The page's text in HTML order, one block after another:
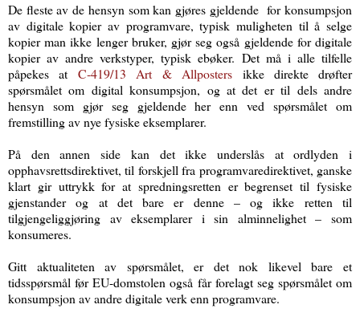
De fleste av de hensyn som kan gjøres gjeldende for konsumpsjon
av digitale kopier av programvare, typisk muligheten til å selge
kopier man ikke lenger bruker, gjør seg også gjeldende for digitale
kopier av andre verkstyper, typisk ebøker. Det må i alle tilfelle
påpekes atC‑419/13 Art & Allpostersikke direkte drøfter
spørsmålet om digital konsumpsjon, og at det er til dels andre
hensyn som gjør seg gjeldende her enn ved spørsmålet om
fremstilling av nye fysiske eksemplarer.
På den annen side kan det ikke underslås at ordlyden i
opphavsrettsdirektivet, til forskjell fra programvaredirektivet, ganske
klart gir uttrykk for at spredningsretten er begrenset til fysiske
gjenstander og at det bare er denne – og ikke retten til
tilgjengeliggjøring av eksemplarer i sin alminnelighet – som
konsumeres.
Gitt aktualiteten av spørsmålet, er det nok likevel bare et
tidsspørsmål før EU-domstolen også får forelagt seg spørsmålet om
konsumpsjon av andre digitale verk enn programvare.